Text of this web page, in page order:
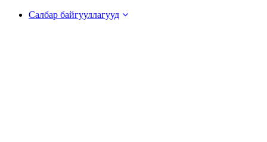
Салбар байгууллагууд